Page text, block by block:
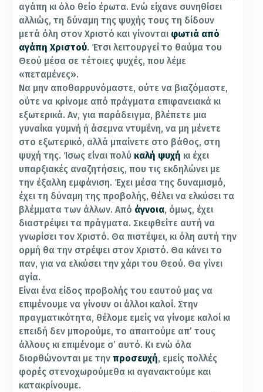
αγάπη κι όλο θείο έρωτα. Ενώ είχανε συνηθίσει
αλλιώς, τη δύναμη της ψυχής τους τη δίδουν
μετά όλη στον Χριστό και γίνονται φωτιά από
αγάπη Χριστού. Έτσι λειτουργεί το θαύμα του
Θεού μέσα σε τέτοιες ψυχές, που λέμε
«πεταμένες».
Να μην αποθαρρυνόμαστε, ούτε να βιαζόμαστε,
ούτε να κρίνομε από πράγματα επιφανειακά κι
εξωτερικά. Αν, για παράδειγμα, βλέπετε μια
γυναίκα γυμνή ή άσεμνα ντυμένη, να μη μένετε
στο εξωτερικό, αλλά μπαίνετε στο βάθος, στη
ψυχή της. Ίσως είναι πολύκαλή ψυχή κι έχει
υπαρξιακές αναζητήσεις, που τις εκδηλώνει με
την έξαλλη εμφάνιση. Έχει μέσα της δυναμισμό,
έχει τη δύναμη της προβολής, θέλει να ελκύσει τα
βλέμματα των άλλων. Από άγνοια, όμως, έχει
διαστρέψει τα πράγματα. Σκεφθείτε αυτή να
γνωρίσει τον Χριστό. Θα πιστέψει, κι όλη αυτή την
ορμή θα την στρέψει στον Χριστό. Θα κάνει το
παν, για να ελκύσει την χάρι του Θεού. Θα γίνει
αγία.
Είναι ένα είδος προβολής του εαυτού μας να
επιμένουμε να γίνουν οι άλλοι καλοί. Στην
πραγματικότητα, θέλομε εμείς να γίνομε καλοί κι
επειδή δεν μπορούμε, το απαιτούμε απ’ τους
άλλους κι επιμένομε σ’ αυτό. Κι ενώ όλα
διορθώνονται με τηνπροσευχή, εμείς πολλές
φορές στενοχωρούμεθα κι αγανακτούμε και
κατακρίνουμε.